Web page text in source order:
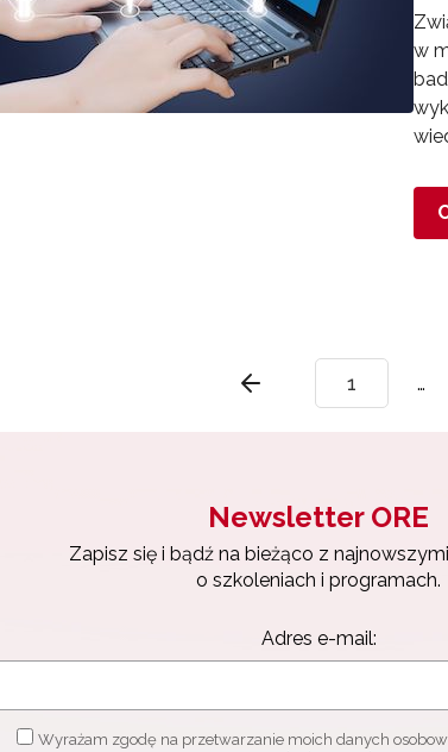
w
1 …
Newsletter ORE
Zapisz się i bądź na bieżąco z
o szkoleniach i programach.
Adres e-mail:
Wyrażam zgodę na przetwarzanie moich danych